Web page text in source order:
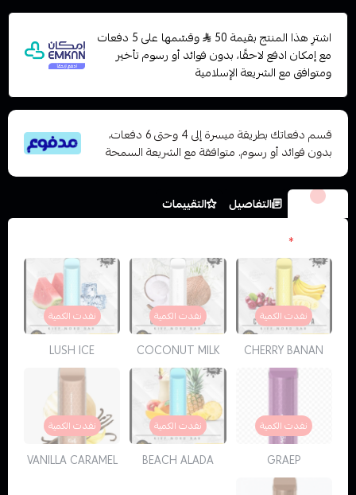
اشترِ هذا المنتج بقيمة 50
وقسّمها على 5 دفعات
مع إمكان ادفع لاحقًا، بدون فوائد أو رسوم تأخير
ومتوافق مع الشريعة الإسلامية
قسم دفعاتك بطريقة ميسرة إلى 4 وحتى 6 دفعات،
بدون فوائد أو رسوم. متوافقة مع الشريعة السمحة
الخيارات التفاصيل
التقييمات
*
نفدت الكمية
CHERRY BANAN
نفدت الكمية
COCONUT MILK
نفدت الكمية
LUSH ICE
نفدت الكمية
GRAEP
نفدت الكمية
BEACH ALADA
نفدت الكمية
VANILLA CARAMEL